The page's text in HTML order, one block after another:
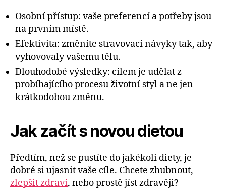
Osobní přístup: vaše preferencí a potřeby jsou
na prvním místě.
Efektivita: změníte stravovací návyky tak, aby
vyhovovaly vašemu tělu.
Dlouhodobé výsledky: cílem je udělat z
probíhajícího procesu životní styl a ne jen
krátkodobou změnu.
Jak začít s novou dietou
Předtím, než se pustíte do jakékoli diety, je
dobré si ujasnit vaše cíle. Chcete zhubnout,
zlepšit zdraví, nebo prostě jíst zdravěji?